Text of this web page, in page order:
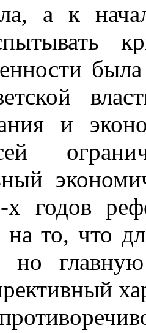
а к
была
и
х годов
то, что
но